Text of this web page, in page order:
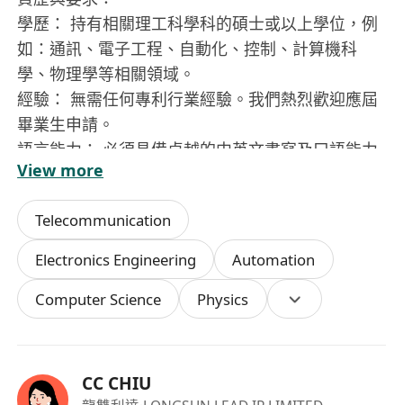
學歷： 持有相關理工科學科的碩士或以上學位，例
如：通訊、電子工程、自動化、控制、計算機科
學、物理學等相關領域。
經驗： 無需任何專利行業經驗。我們熱烈歡迎應屆
畢業生申請。
語言能力： 必須具備卓越的中英文書寫及口語能力
（普通話和英文流利）。本科階段接受中文教育、
研究生階段接受英文教育的候選人將獲優先考慮。
核心技能：
具備強大的邏輯推理與技術分析潛力。
卓越的書面表達與溝通能力。
能清晰、簡潔地闡述複雜概念。
專業素養：
出色的分析、解決問題及學習能力。
View more
Telecommunication
Electronics Engineering
Automation
Computer Science
Physics
CC CHIU